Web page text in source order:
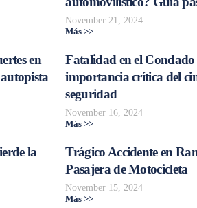
November 21, 2024
Más >>
en
Fatalidad en el
importancia crítica del
seguridad
November 16, 2024
Más >>
la
Trágico Accidente en
Pasajera de Motocicleta
November 15, 2024
Más >>